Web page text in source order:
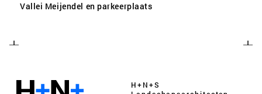
Vallei Meijendel en parkeerplaats
H+N+S